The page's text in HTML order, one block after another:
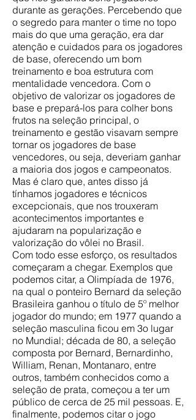
durante as gerações. Percebendo que
o segredo para manter o time no topo
mais do que uma geração, era dar
atenção e cuidados para os jogadores
de base, oferecendo um bom
treinamento e boa estrutura com
mentalidade vencedora. Com o
objetivo de valorizar os jogadores de
base e prepará-los para colher bons
frutos na seleção principal, o
treinamento e gestão visavam sempre
tornar os jogadores de base
vencedores, ou seja, deveriam ganhar
a maioria dos jogos e campeonatos.
Mas é claro que, antes disso já
tínhamos jogadores e técnicos
excepcionais, que nos trouxeram
acontecimentos importantes e
ajudaram na popularização e
valorização do vôlei no Brasil.
Com todo esse esforço, os resultados
começaram a chegar. Exemplos que
podemos citar, a Olimpíada de 1976,
na qual o ponteiro Bernard da seleção
Brasileira ganhou o título de 5º melhor
jogador do mundo; em 1977 quando a
seleção masculina ficou em 3o lugar
no Mundial; década de 80, a seleção
composta por Bernard, Bernardinho,
William, Renan, Montanaro, entre
outros, também conhecidos como a
seleção de prata, começou a ter um
público de cerca de 25 mil pessoas. E,
finalmente, podemos citar o jogo